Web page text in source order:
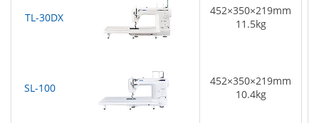
TL-30DX
452×350×219mm
11.5kg
SL-100
452×350×219mm
10.4kg